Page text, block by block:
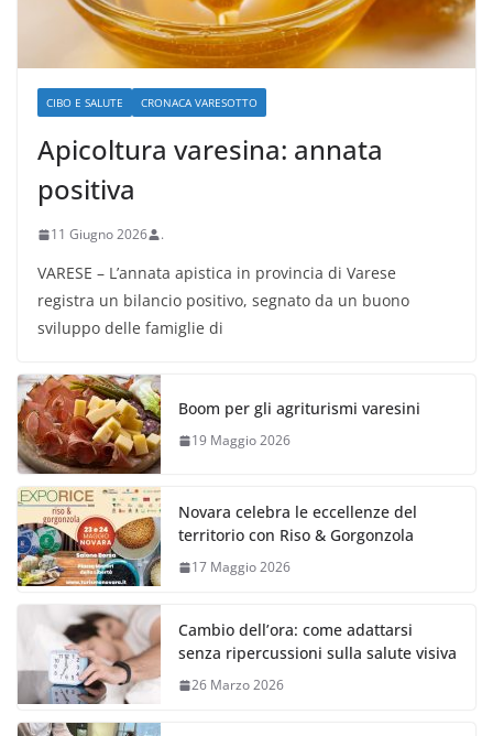
CIBO E SALUTE CRONACA VARESOTTO
Apicoltura varesina: annata
positiva
11 Giugno 2026 .
VARESE – L’annata apistica in provincia di Varese
registra un bilancio positivo, segnato da un buono
sviluppo delle famiglie di
Boom per gli agriturismi varesini
19 Maggio 2026
Novara celebra le eccellenze del
territorio con Riso & Gorgonzola
17 Maggio 2026
Cambio dell’ora: come adattarsi
senza ripercussioni sulla salute visiva
26 Marzo 2026